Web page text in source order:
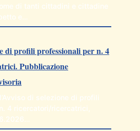
di tanti cittadini e cittadine
e…
di profili professionali per n. 4
Pubblicazione
di selezione di profili
4 ricercatori/ricercatrici,